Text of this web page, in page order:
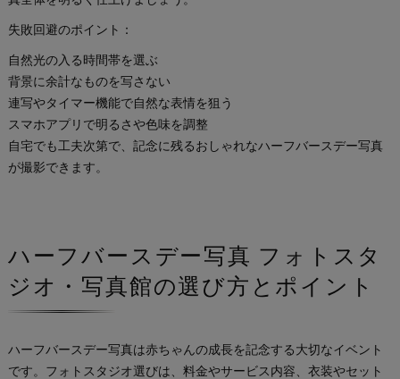
失敗回避のポイント：
自然光の入る時間帯を選ぶ
背景に余計なものを写さない
連写やタイマー機能で自然な表情を狙う
スマホアプリで明るさや色味を調整
自宅でも工夫次第で、記念に残るおしゃれなハーフバースデー写真
が撮影できます。
ハーフバースデー写真 フォトスタ
ジオ・写真館の選び方とポイント
ハーフバースデー写真は赤ちゃんの成長を記念する大切なイベント
です。フォトスタジオ選びは、料金やサービス内容、衣装やセット